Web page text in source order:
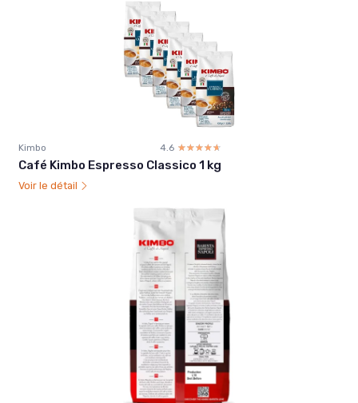
Kimbo 4.6 ☆☆☆☆☆
★★★★★
Café Kimbo Espresso Classico 1 kg
Voir le détail